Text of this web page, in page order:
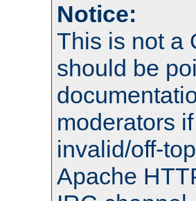
Notice:
This is not a
should be
moderators
invalid/off-
Apache